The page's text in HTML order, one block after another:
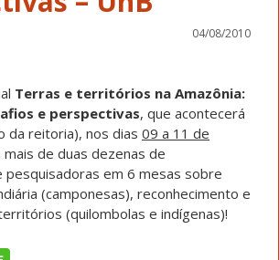
04/08/2010
Terras e territórios na Amazônia:
e perspectivas, que acontecerá
da reitoria), nos dias 09 a 11 de
mais de duas dezenas de
pesquisadoras em 6 mesas sobre
(camponesas), reconhecimento e
(quilombolas e indígenas)!